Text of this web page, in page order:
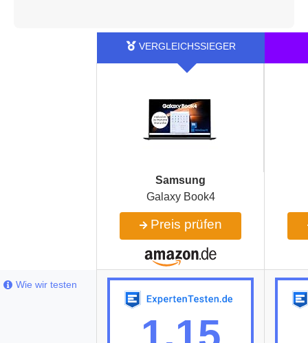
Samsung
Galaxy Book4
Preis prüfen
Wie wir testen